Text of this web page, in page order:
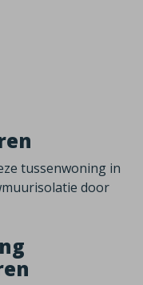
tussenwoning in
door